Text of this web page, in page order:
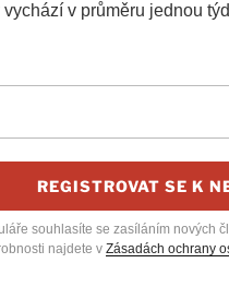
v průměru jednou
REGISTROVAT SE K
souhlasíte se zasíláním nových
najdete v Zásadách ochrany